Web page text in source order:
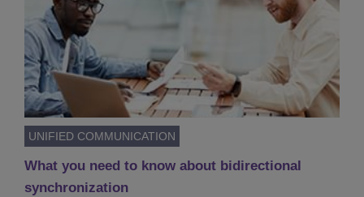
UNIFIED COMMUNICATION
What you need to know about bidirectional
synchronization